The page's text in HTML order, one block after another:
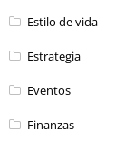
Estilo de vida
Estrategia
Eventos
Finanzas